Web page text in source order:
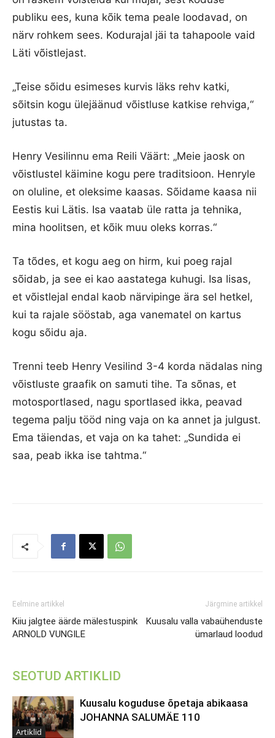
publiku ees, kuna kõik tema peale loodavad, on
närv rohkem sees. Kodurajal jäi ta tahapoole vaid
Läti võistlejast.
„Teise sõidu esimeses kurvis läks rehv katki,
sõitsin kogu ülejäänud võistluse katkise rehviga,“
jutustas ta.
Henry Vesilinnu ema Reili Väärt: „Meie jaosk on
võistlustel käimine kogu pere traditsioon. Henryle
on oluline, et oleksime kaasas. Sõidame kaasa nii
Eestis kui Lätis. Isa vaatab üle ratta ja tehnika,
mina hoolitsen, et kõik muu oleks korras.“
Ta tõdes, et kogu aeg on hirm, kui poeg rajal
sõidab, ja see ei kao aastatega kuhugi. Isa lisas,
et võistlejal endal kaob närvipinge ära sel hetkel,
kui ta rajale sööstab, aga vanematel on kartus
kogu sõidu aja.
Trenni teeb Henry Vesilind 3-4 korda nädalas ning
võistluste graafik on samuti tihe. Ta sõnas, et
motosportlased, nagu sportlased ikka, peavad
tegema palju tööd ning vaja on ka annet ja julgust.
Ema täiendas, et vaja on ka tahet: „Sundida ei
saa, peab ikka ise tahtma.“
Eelmine artikkel
Kiiu jalgtee äärde mälestuspink
ARNOLD VUNGILE
Järgmine artikkel
Kuusalu valla vabaühenduste
ümarlaud loodud
SEOTUD ARTIKLID
Artiklid
Kuusalu koguduse õpetaja abikaasa
JOHANNA SALUMÄE 110